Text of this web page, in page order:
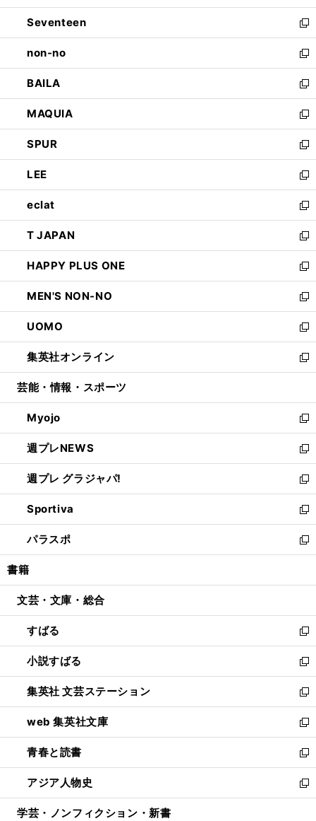
開
く
ウ
で
開
く
ン
ド
ウ
で
開
く
Seventeen
新
し
い
ウ
ィ
ン
ド
ウ
で
開
く
non-no
新
し
い
ウ
ィ
ン
ド
ウ
で
開
く
BAILA
新
し
い
ウ
ィ
ン
ド
ウ
で
開
く
MAQUIA
新
し
い
ウ
ィ
ン
ド
ウ
で
開
く
SPUR
新
し
い
ウ
ィ
ン
ド
ウ
で
開
く
LEE
新
し
い
ウ
ィ
ン
ド
ウ
で
開
く
eclat
新
し
い
ウ
ィ
ン
ド
ウ
で
開
く
T JAPAN
新
し
い
ウ
ィ
ン
ド
ウ
で
開
HAPPY PLUS ONE
新
し
い
ウ
ィ
ン
ド
ウ
開
く
MEN'S NON-NO
新
し
い
ウ
ィ
ン
ウ
で
開
く
UOMO
新
し
い
ウ
ン
ド
ウ
で
開
く
集英社オンライン
新
し
ウ
ィ
ン
ド
ウ
で
開
く
芸能・情報・スポーツ
Myojo
新
し
い
ウ
ィ
ン
ド
ウ
で
開
週プレNEWS
新
し
い
ウ
ィ
ン
ド
ウ
開
週プレ グラジャパ!
新
し
い
ウ
ィ
ン
ウ
開
く
Sportiva
新
し
い
ウ
ン
ウ
で
開
く
パラスポ
新
し
ウ
ン
ド
ウ
で
開
く
書籍
文芸・文庫・総合
すばる
新
し
い
ウ
ィ
ン
ド
ウ
で
開
く
小説すばる
新
し
い
ウ
ィ
ン
ド
ウ
で
開
集英社 文芸ステーション
新
し
い
ウ
ィ
ン
ド
ウ
web 集英社文庫
新
し
い
ウ
ィ
ン
青春と読書
新
し
い
ウ
アジア人物史
新
し
学芸・ノンフィクション・新書